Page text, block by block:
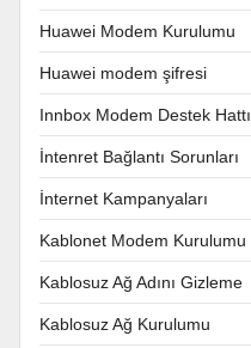
Huawei Modem Kurulumu
Huawei modem şifresi
Innbox Modem Destek Hattı
İntenret Bağlantı Sorunları
İnternet Kampanyaları
Kablonet Modem Kurulumu
Kablosuz Ağ Adını Gizleme
Kablosuz Ağ Kurulumu